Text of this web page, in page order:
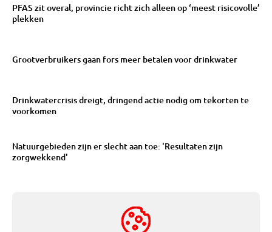
PFAS zit overal, provincie richt zich alleen op ‘meest risicovolle’
plekken
Grootverbruikers gaan fors meer betalen voor drinkwater
Drinkwatercrisis dreigt, dringend actie nodig om tekorten te
voorkomen
Natuurgebieden zijn er slecht aan toe: 'Resultaten zijn
zorgwekkend'